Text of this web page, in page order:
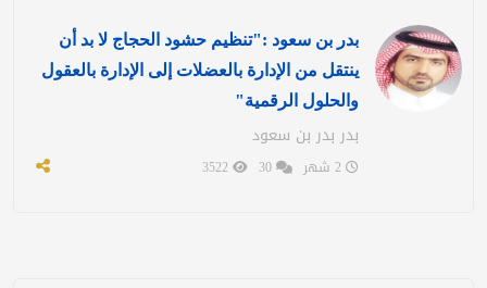
بدر بن سعود :"تنظيم حشود الحجاج لا بد أن
ينتقل من الإدارة بالعضلات إلى الإدارة بالعقول
والحلول الرقمية"
بدر بدر بن سعود